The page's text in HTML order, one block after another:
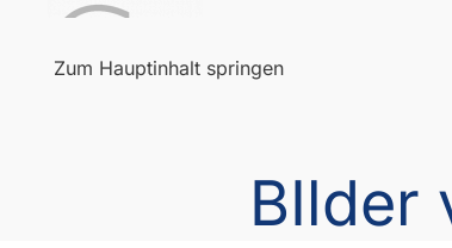
Zum Hauptinhalt springen
BIlder